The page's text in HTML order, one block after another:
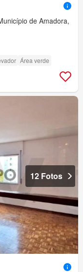
de Amadora,
Área verde
12 Fotos